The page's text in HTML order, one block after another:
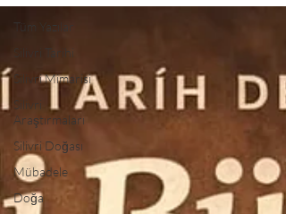
Tüm Yazılar
Silivri Tarihi
Silivri Mimarisi
Silivri
Araştırmaları
Silivri Doğası
Mübadele
Doğa